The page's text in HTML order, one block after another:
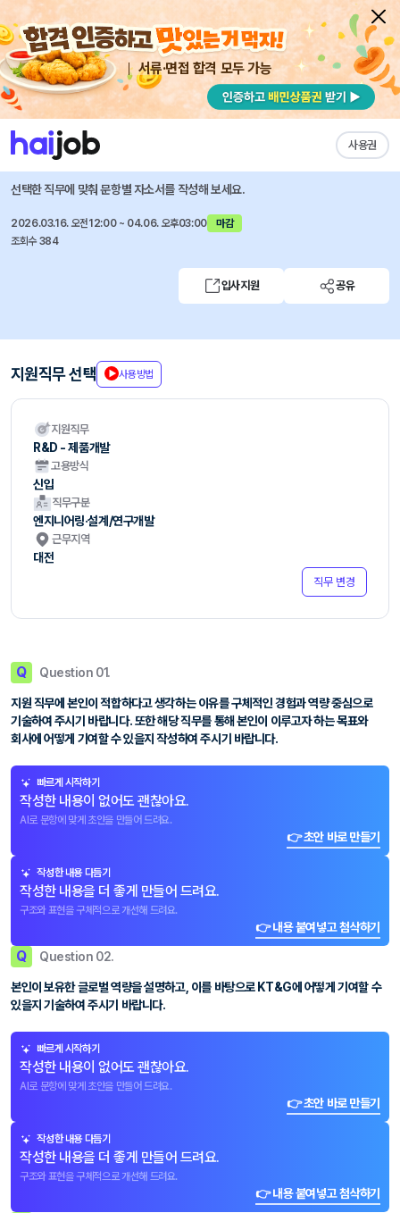
서류·면접 합격 모두 가능
사용권
채용공고 자소서 자유항목 자소서 내 작성목록
KT&G 즐겨찾기
2026년 상반기 신입/경력사원 채용
선택한 직무에 맞춰 문항별 자소서를 작성해 보세요.
2026.03.16. 오전12:00 ~ 04.06. 오후03:00
마감
조회수 384
입사지원 공유
지원직무 선택 사용방법
지원직무
R&D - 제품개발
고용방식
신입
직무구분
엔지니어링·설계/연구개발
근무지역
대전
직무 변경
Q Question 01.
지원 직무에 본인이 적합하다고 생각하는 이유를 구체적인 경험과 역량 중심으로
기술하여 주시기 바랍니다. 또한 해당 직무를 통해 본인이 이루고자 하는 목표와
회사에 어떻게 기여할 수 있을지 작성하여 주시기 바랍니다.
빠르게 시작하기
작성한 내용이 없어도 괜찮아요.
AI로 문항에 맞게 초안을 만들어 드려요.
👉 초안 바로 만들기
작성한 내용 다듬기
작성한 내용을 더 좋게 만들어 드려요.
구조와 표현을 구체적으로 개선해 드려요.
👉 내용 붙여넣고 첨삭하기
Q Question 02.
본인이 보유한 글로벌 역량을 설명하고, 이를 바탕으로 KT&G에 어떻게 기여할 수
있을지 기술하여 주시기 바랍니다.
빠르게 시작하기
작성한 내용이 없어도 괜찮아요.
AI로 문항에 맞게 초안을 만들어 드려요.
👉 초안 바로 만들기
작성한 내용 다듬기
작성한 내용을 더 좋게 만들어 드려요.
구조와 표현을 구체적으로 개선해 드려요.
👉 내용 붙여넣고 첨삭하기